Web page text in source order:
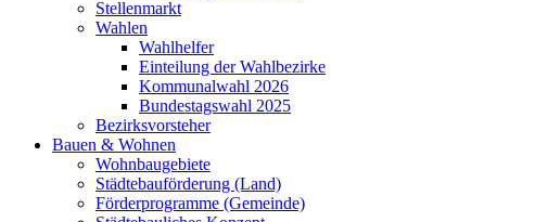
Stellenmarkt
Wahlen
Wahlhelfer
Einteilung der Wahlbezirke
Kommunalwahl 2026
Bundestagswahl 2025
Bezirksvorsteher
Bauen & Wohnen
Wohnbaugebiete
Städtebauförderung (Land)
Förderprogramme (Gemeinde)